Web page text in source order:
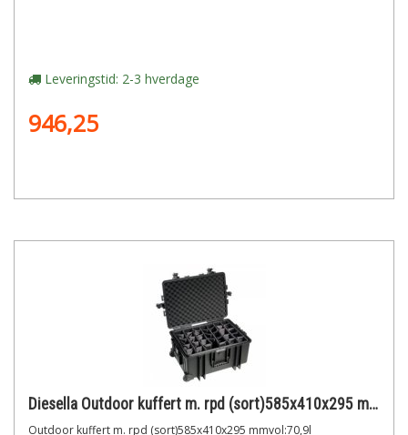
Leveringstid: 2-3 hverdage
946,25
Diesella Outdoor kuffert m. rpd (sort)585x410x295 mmvol:70,9l
Outdoor kuffert m. rpd (sort)585x410x295 mmvol:70,9l